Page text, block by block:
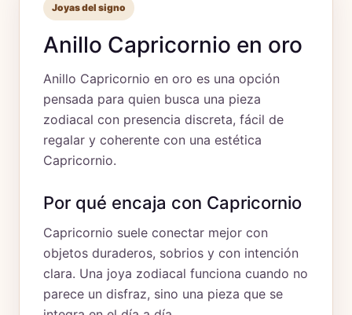
Joyas del signo
Anillo Capricornio en oro
Anillo Capricornio en oro es una opción
pensada para quien busca una pieza
zodiacal con presencia discreta, fácil de
regalar y coherente con una estética
Capricornio.
Por qué encaja con Capricornio
Capricornio suele conectar mejor con
objetos duraderos, sobrios y con intención
clara. Una joya zodiacal funciona cuando no
parece un disfraz, sino una pieza que se